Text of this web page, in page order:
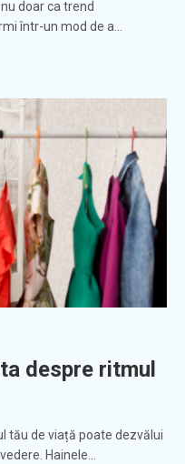
doar ca trend
într-un mod de a…
despre ritmul
tău de viață poate dezvălui
Hainele…